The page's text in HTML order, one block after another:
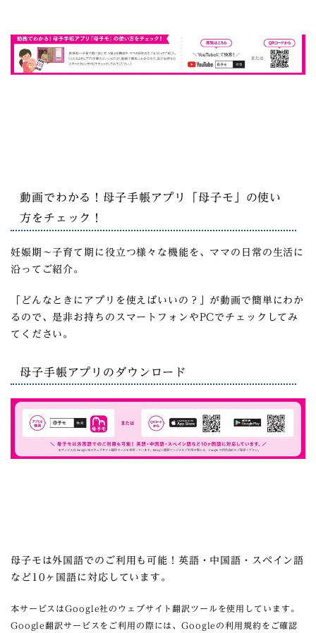
動画でわかる！母子手帳アプリ「母子モ」の使い
方をチェック！
妊娠期～子育て期に役立つ様々な機能を、ママの日常の生活に
沿ってご紹介。
「どんなときにアプリを使えばいいの？」が動画で簡単にわか
るので、是非お持ちのスマートフォンやPCでチェックしてみ
てください。
母子手帳アプリのダウンロード
母子モは外国語でのご利用も可能！英語・中国語・スペイン語
など10ヶ国語に対応しています。
本サービスはGoogle社のウェブサイト翻訳ツールを使用しています。
Google翻訳サービスをご利用の際には、Googleの利用規約をご確認